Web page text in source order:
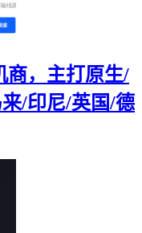
商，主打原生/
/印尼/英国/德